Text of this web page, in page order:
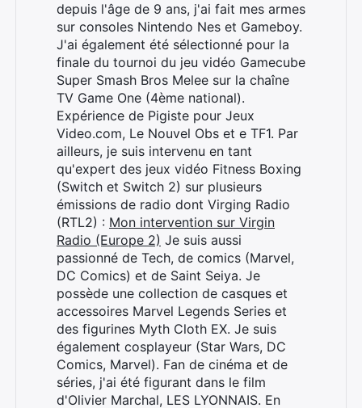
depuis l'âge de 9 ans, j'ai fait mes armes
sur consoles Nintendo Nes et Gameboy.
J'ai également été sélectionné pour la
finale du tournoi du jeu vidéo Gamecube
Super Smash Bros Melee sur la chaîne
TV Game One (4ème national).
Expérience de Pigiste pour Jeux
Video.com, Le Nouvel Obs et e TF1. Par
ailleurs, je suis intervenu en tant
qu'expert des jeux vidéo Fitness Boxing
(Switch et Switch 2) sur plusieurs
émissions de radio dont Virging Radio
(RTL2) : Mon intervention sur Virgin
Radio (Europe 2) Je suis aussi
passionné de Tech, de comics (Marvel,
DC Comics) et de Saint Seiya. Je
possède une collection de casques et
accessoires Marvel Legends Series et
des figurines Myth Cloth EX. Je suis
également cosplayeur (Star Wars, DC
Comics, Marvel). Fan de cinéma et de
séries, j'ai été figurant dans le film
d'Olivier Marchal, LES LYONNAIS. En